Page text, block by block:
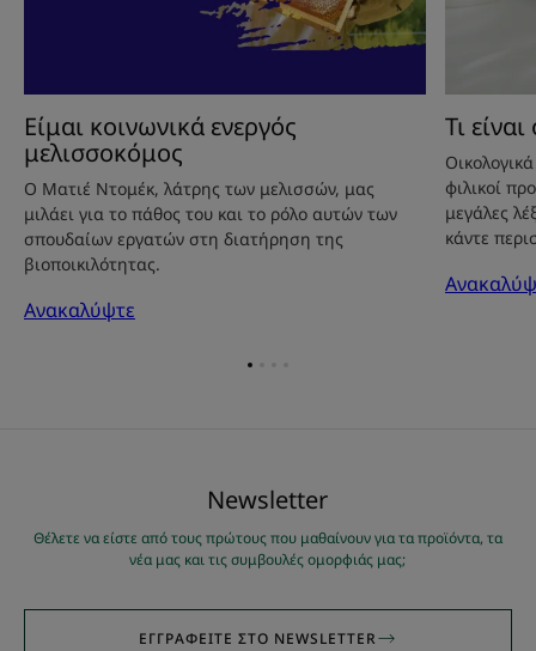
Είμαι κοινωνικά ενεργός
μελισσοκόμος
Ο Ματιέ Ντομέκ, λάτρης των μελισσών, μας
μιλάει για το πάθος του και το ρόλο αυτών των
σπουδαίων εργατών στη διατήρηση της
βιοποικιλότητας.
Ανακαλύψτε
Τι
φιλικοί
μεγάλες
κάντε
Go
Νewsletter
Θέλετε να είστε από τους πρώτους που μαθαίνουν για τα προϊόντα, τα
νέα μας και τις συμβουλές ομορφιάς μας;
ΕΓΓΡΑΦΕΊΤΕ ΣΤΟ NEWSLETTER